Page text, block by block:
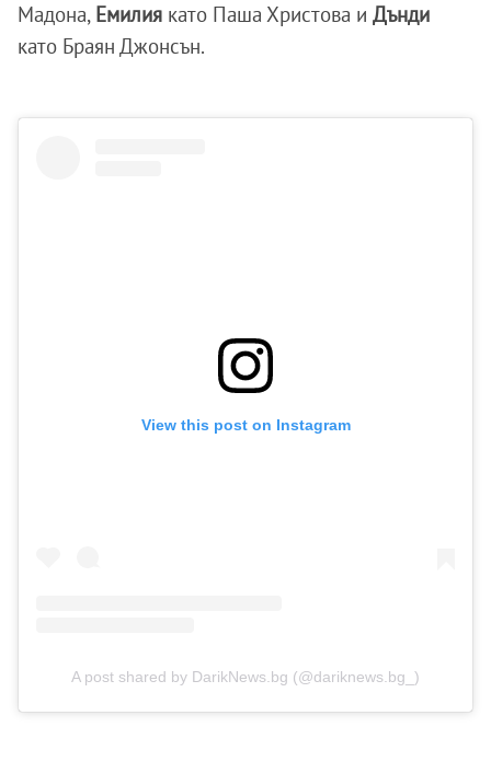
Мадона, Емилия като Паша Христова и Дънди
като Браян Джонсън.
View this post on Instagram
A post shared by DarikNews.bg (@dariknews.bg_)